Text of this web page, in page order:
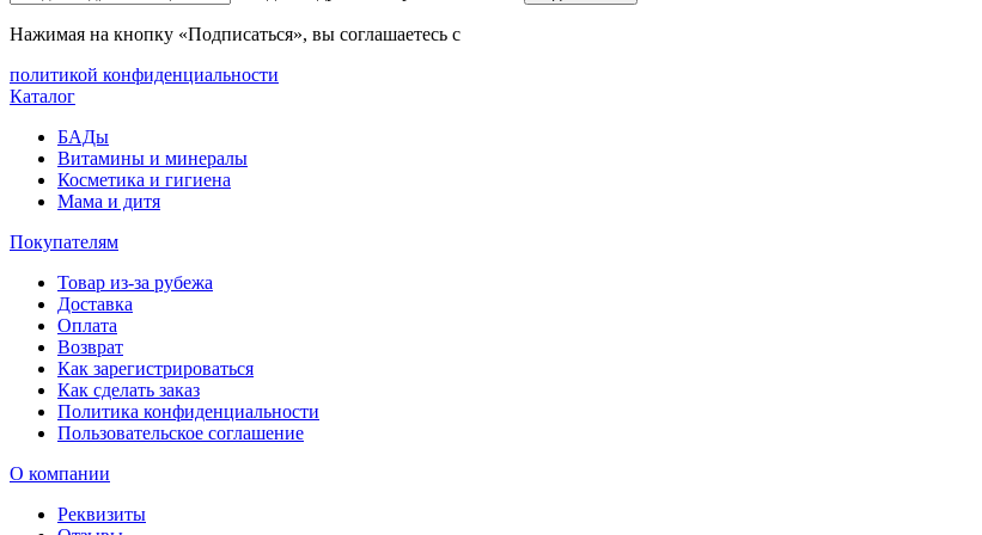
Нажимая на кнопку «Подписаться», вы соглашаетесь с
политикой конфиденциальности
Каталог
БАДы
Витамины и минералы
Косметика и гигиена
Мама и дитя
Покупателям
Товар из-за рубежа
Доставка
Оплата
Возврат
Как зарегистрироваться
Как сделать заказ
Политика конфиденциальности
Пользовательское соглашение
О компании
Реквизиты